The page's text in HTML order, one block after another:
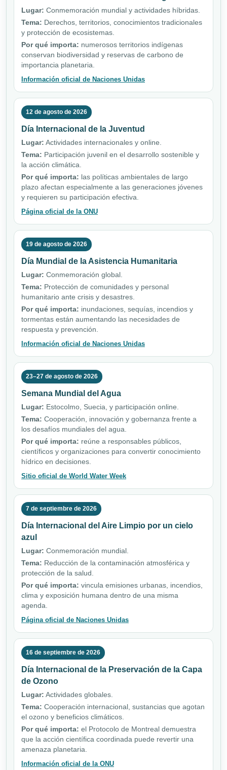
Lugar: Conmemoración mundial y actividades híbridas.
Tema: Derechos, territorios, conocimientos tradicionales
y protección de ecosistemas.
Por qué importa: numerosos territorios indígenas
conservan biodiversidad y reservas de carbono de
importancia planetaria.
Información oficial de Naciones Unidas
12 de agosto de 2026
Día Internacional de la Juventud
Lugar: Actividades internacionales y online.
Tema: Participación juvenil en el desarrollo sostenible y
la acción climática.
Por qué importa: las políticas ambientales de largo
plazo afectan especialmente a las generaciones jóvenes
y requieren su participación efectiva.
Página oficial de la ONU
19 de agosto de 2026
Día Mundial de la Asistencia Humanitaria
Lugar: Conmemoración global.
Tema: Protección de comunidades y personal
humanitario ante crisis y desastres.
Por qué importa: inundaciones, sequías, incendios y
tormentas están aumentando las necesidades de
respuesta y prevención.
Información oficial de Naciones Unidas
23–27 de agosto de 2026
Semana Mundial del Agua
Lugar: Estocolmo, Suecia, y participación online.
Tema: Cooperación, innovación y gobernanza frente a
los desafíos mundiales del agua.
Por qué importa: reúne a responsables públicos,
científicos y organizaciones para convertir conocimiento
hídrico en decisiones.
Sitio oficial de World Water Week
7 de septiembre de 2026
Día Internacional del Aire Limpio por un cielo
azul
Lugar: Conmemoración mundial.
Tema: Reducción de la contaminación atmosférica y
protección de la salud.
Por qué importa: vincula emisiones urbanas, incendios,
clima y exposición humana dentro de una misma
agenda.
Página oficial de Naciones Unidas
16 de septiembre de 2026
Día Internacional de la Preservación de la Capa
de Ozono
Lugar: Actividades globales.
Tema: Cooperación internacional, sustancias que agotan
el ozono y beneficios climáticos.
Por qué importa: el Protocolo de Montreal demuestra
que la acción científica coordinada puede revertir una
amenaza planetaria.
Información oficial de la ONU